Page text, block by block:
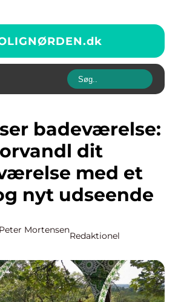
dk
dit
med et
nyt udseende
Peter Mortensen
Redaktionel